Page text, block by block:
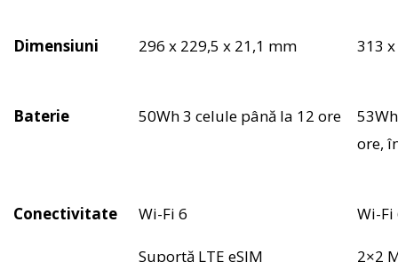
Dimensiuni 296 x 229,5 x 21,1 mm 313
Baterie 50Wh 3 celule până la 12 ore
ore,
Conectivitate Wi-Fi 6
Suportă LTE eSIM
Wi-Fi
2×2